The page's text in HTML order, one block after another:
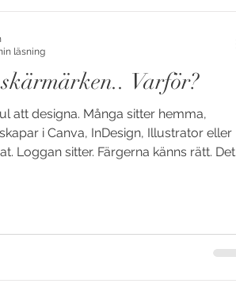
Varför?
att designa. Många sitter hemma,
i Canva, InDesign, Illustrator eller
Loggan sitter. Färgerna känns rätt. Det
är allt rakt, exakt och snällt. I
läsning